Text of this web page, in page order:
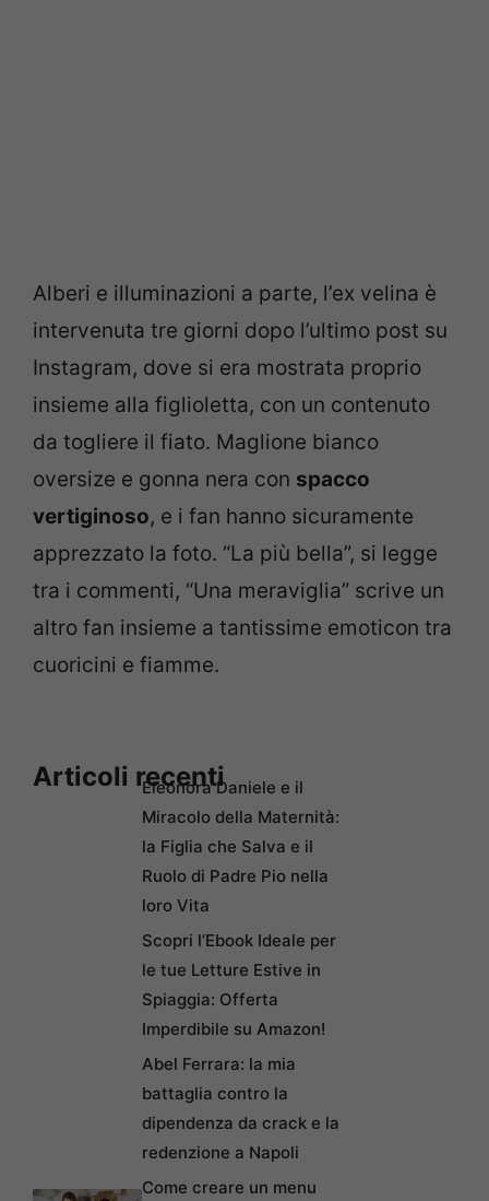
Alberi e illuminazioni a parte, l’ex velina è
intervenuta tre giorni dopo l’ultimo post su
Instagram, dove si era mostrata proprio
insieme alla figlioletta, con un contenuto
da togliere il fiato. Maglione bianco
oversize e gonna nera con spacco
vertiginoso, e i fan hanno sicuramente
apprezzato la foto. “La più bella”, si legge
tra i commenti, “Una meraviglia” scrive un
altro fan insieme a tantissime emoticon tra
cuoricini e fiamme.
Articoli recentiEleonora Daniele e il
Miracolo della Maternità:
la Figlia che Salva e il
Ruolo di Padre Pio nella
loro Vita
Scopri l’Ebook Ideale per
le tue Letture Estive in
Spiaggia: Offerta
Imperdibile su Amazon!
Abel Ferrara: la mia
battaglia contro la
dipendenza da crack e la
redenzione a Napoli
Come creare un menu